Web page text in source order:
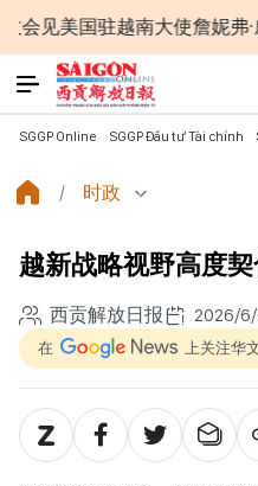
驻越南大使詹妮弗·威克斯
SGGP Online SGGP Đầu tư Tài chính
时政
越新战略视野高度
西贡解放日报 2026/6/
在 上关注华